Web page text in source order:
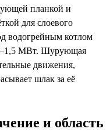
планкой и
для слоевого
водогрейным котлом
МВт. Шурующая
движения,
шлак за её
и область